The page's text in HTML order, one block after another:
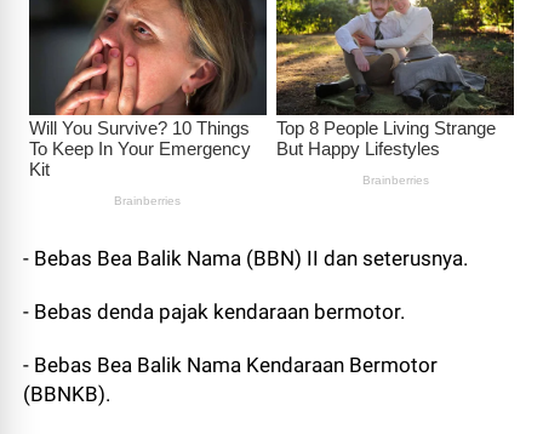
- Bebas Bea Balik Nama (BBN) II dan seterusnya.
- Bebas denda pajak kendaraan bermotor.
- Bebas Bea Balik Nama Kendaraan Bermotor
(BBNKB).